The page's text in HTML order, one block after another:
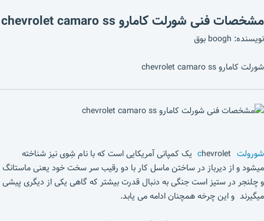
مشخصات فنی شورلت کامارو chevrolet camaro ss
نویسنده: boogh بوق
شورلت کامارو chevrolet camaro ss
شورولت c hevrolet یک کمپانی آمریکایی است که با نام شِوی نیز شناخته
میشود و از دیرباز در ساختن ماسل کار با دو رقیب سر سخت خود یعنی ماستانگ
و چلنجر در ستیز است جنگی به دنبال قدرت بیشتر که گاهی یکی از دیگری پیشی
میگیرند و این چرخه همچنان ادامه می یابد.